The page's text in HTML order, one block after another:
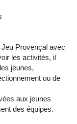
Provençal avec
les activités, il
jeunes,
ou de
aux jeunes
des équipes.